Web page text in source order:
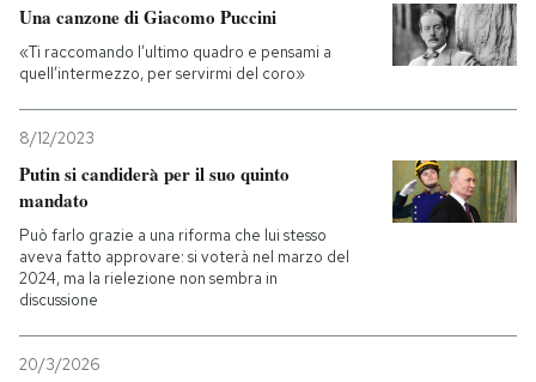
Una canzone di Giacomo Puccini
«Ti raccomando l’ultimo quadro e pensami a
quell’intermezzo, per servirmi del coro»
8/12/2023
Putin si candiderà per il suo quinto
mandato
Può farlo grazie a una riforma che lui stesso
aveva fatto approvare: si voterà nel marzo del
2024, ma la rielezione non sembra in
discussione
20/3/2026